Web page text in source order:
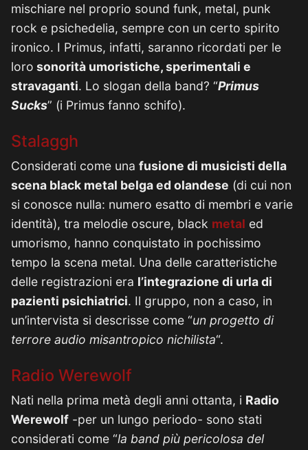
mischiare nel proprio sound funk, metal, punk
rock e psichedelia, sempre con un certo spirito
ironico. I Primus, infatti, saranno ricordati per le
loro sonorità umoristiche, sperimentali e
stravaganti. Lo slogan della band? “Primus
Sucks” (i Primus fanno schifo).
Stalaggh
Considerati come una fusione di musicisti della
scena black metal belga ed olandese (di cui non
si conosce nulla: numero esatto di membri e varie
identità), tra melodie oscure, black metal ed
umorismo, hanno conquistato in pochissimo
tempo la scena metal. Una delle caratteristiche
delle registrazioni era l’integrazione di urla di
pazienti psichiatrici. Il gruppo, non a caso, in
un’intervista si descrisse come “un progetto di
terrore audio misantropico nichilista“.
Radio Werewolf
Nati nella prima metà degli anni ottanta, i Radio
Werewolf -per un lungo periodo- sono stati
considerati come “la band più pericolosa del